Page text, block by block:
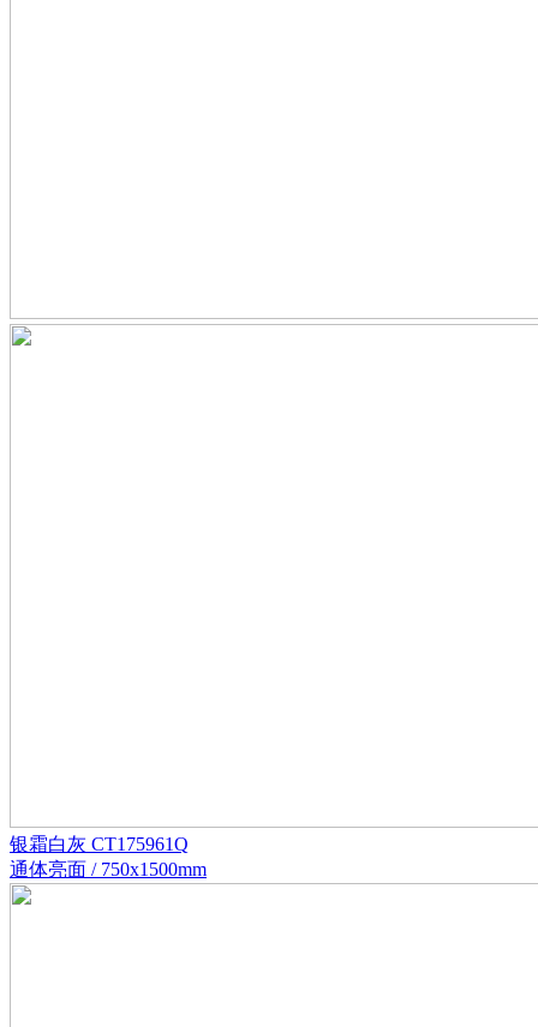
银霜白灰 CT175961Q
通体亮面 / 750x1500mm